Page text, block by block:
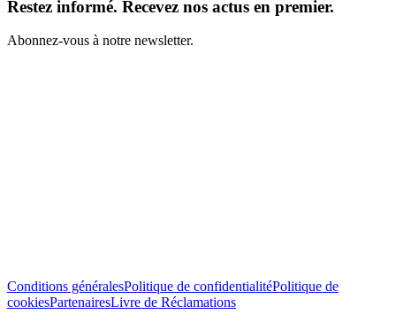
Restez informé. Recevez nos actus en premier.
Abonnez-vous à notre newsletter.
Conditions généralesPolitique de confidentialitéPolitique de
cookiesPartenairesLivre de Réclamations